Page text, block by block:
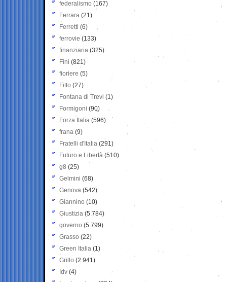
federalismo (167)
Ferrara (21)
Ferretti (6)
ferrovie (133)
finanziaria (325)
Fini (821)
fioriere (5)
Fitto (27)
Fontana di Trevi (1)
Formigoni (90)
Forza Italia (596)
frana (9)
Fratelli d'Italia (291)
Futuro e Libertà (510)
g8 (25)
Gelmini (68)
Genova (542)
Giannino (10)
Giustizia (5.784)
governo (5.799)
Grasso (22)
Green Italia (1)
Grillo (2.941)
Idv (4)